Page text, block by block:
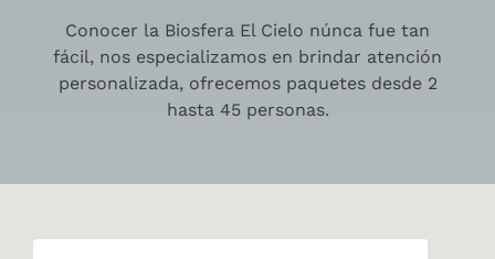
Conocer la Biosfera El Cielo núnca fue tan
fácil, nos especializamos en brindar atención
personalizada, ofrecemos paquetes desde 2
hasta 45 personas.